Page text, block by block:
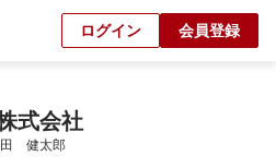
ログイン 会員登録
式会社
　健太郎